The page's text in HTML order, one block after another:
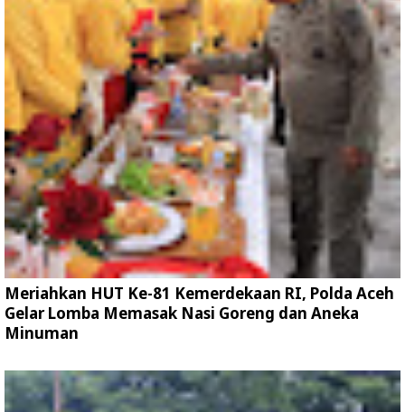
Meriahkan HUT Ke-81 Kemerdekaan RI, Polda Aceh
Gelar Lomba Memasak Nasi Goreng dan Aneka
Minuman